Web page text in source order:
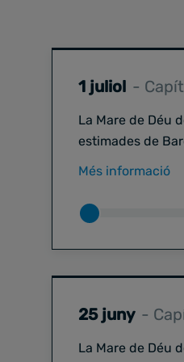
1 juliol -
La Mare de Déu
estimades de
estretament
En aquest
quina relació ha
entre les noves
continua
Més informació
25 juny -
La Mare de Déu